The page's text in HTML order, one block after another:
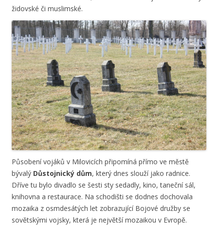
židovské či muslimské.
Působení vojáků v Milovicích připomíná přímo ve městě
bývalý Důstojnický dům, který dnes slouží jako radnice.
Dříve tu bylo divadlo se šesti sty sedadly, kino, taneční sál,
knihovna a restaurace. Na schodišti se dodnes dochovala
mozaika z osmdesátých let zobrazující Bojové družby se
sovětskými vojsky, která je největší mozaikou v Evropě.